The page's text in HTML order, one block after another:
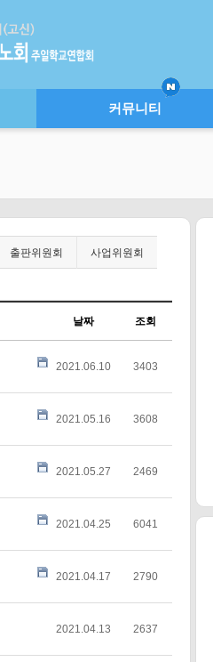
커뮤니티
출판위원회 사업위원회
날짜 조회
2021.06.10 3403
2021.05.16 3608
2021.05.27 2469
2021.04.25 6041
2021.04.17 2790
2021.04.13 2637